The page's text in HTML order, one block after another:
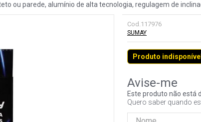
ou parede, alumínio de alta tecnologia, regulagem de
Cod.117976
SUMAY
Produto
Este produto não está
Quero saber quando